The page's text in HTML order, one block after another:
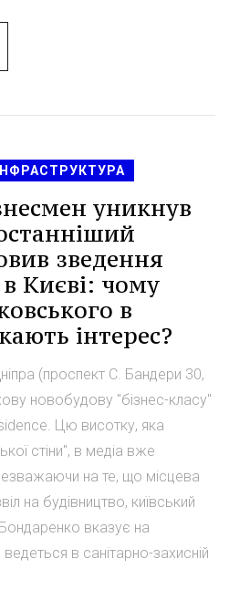
уникнув
зведення
Києві: чому
в
інтерес?
(проспект С. Бандери 30,
новобудову "бізнес-класу"
Цю висотку, яка
стіни", в медіа вже
на те, що місцева
на будівництво, київський
вказує на
в санітарно-захисній